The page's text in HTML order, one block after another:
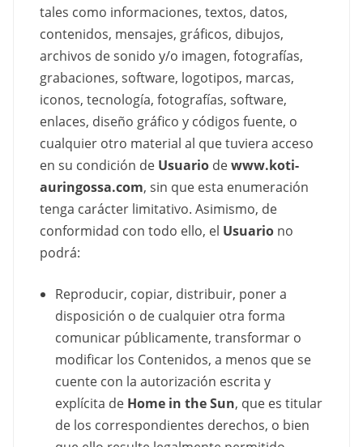
tales como informaciones, textos, datos,
contenidos, mensajes, gráficos, dibujos,
archivos de sonido y/o imagen, fotografías,
grabaciones, software, logotipos, marcas,
iconos, tecnología, fotografías, software,
enlaces, diseño gráfico y códigos fuente, o
cualquier otro material al que tuviera acceso
en su condición de Usuario dewww.koti-
auringossa.com, sin que esta enumeración
tenga carácter limitativo. Asimismo, de
conformidad con todo ello, el Usuario no
podrá:
Reproducir, copiar, distribuir, poner a
disposición o de cualquier otra forma
comunicar públicamente, transformar o
modificar los Contenidos, a menos que se
cuente con la autorización escrita y
explícita de Home in the Sun, que es titular
de los correspondientes derechos, o bien